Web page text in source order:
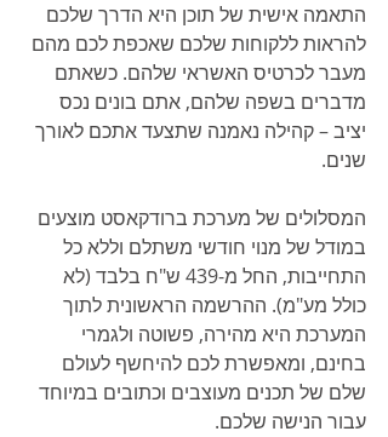
התאמה אישית של תוכן היא הדרך שלכם
להראות ללקוחות שלכם שאכפת לכם מהם
מעבר לכרטיס האשראי שלהם. כשאתם
מדברים בשפה שלהם, אתם בונים נכס
יציב – קהילה נאמנה שתצעד אתכם לאורך
שנים.
המסלולים של מערכת ברודקאסט מוצעים
במודל של מנוי חודשי משתלם וללא כל
התחייבות, החל מ-439 ש"ח בלבד (לא
כולל מע"מ). ההרשמה הראשונית לתוך
המערכת היא מהירה, פשוטה ולגמרי
בחינם, ומאפשרת לכם להיחשף לעולם
שלם של תכנים מעוצבים וכתובים במיוחד
עבור הנישה שלכם.